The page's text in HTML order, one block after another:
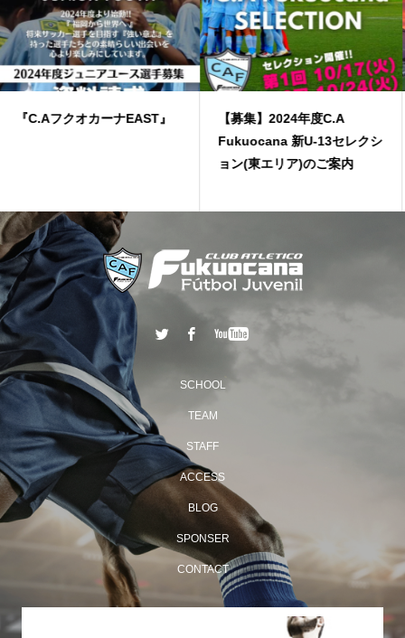
【募集】2024年度C.A
【募集】2024年度C.A
Fukuocana WEST 新U-13
セレクション(西エリア)のご
SCHOOL
TEAM
STAFF
ACCESS
BLOG
SPONSER
CONTACT